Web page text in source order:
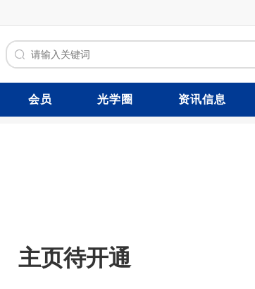
会员 光学圈 资讯信息
主页待开通